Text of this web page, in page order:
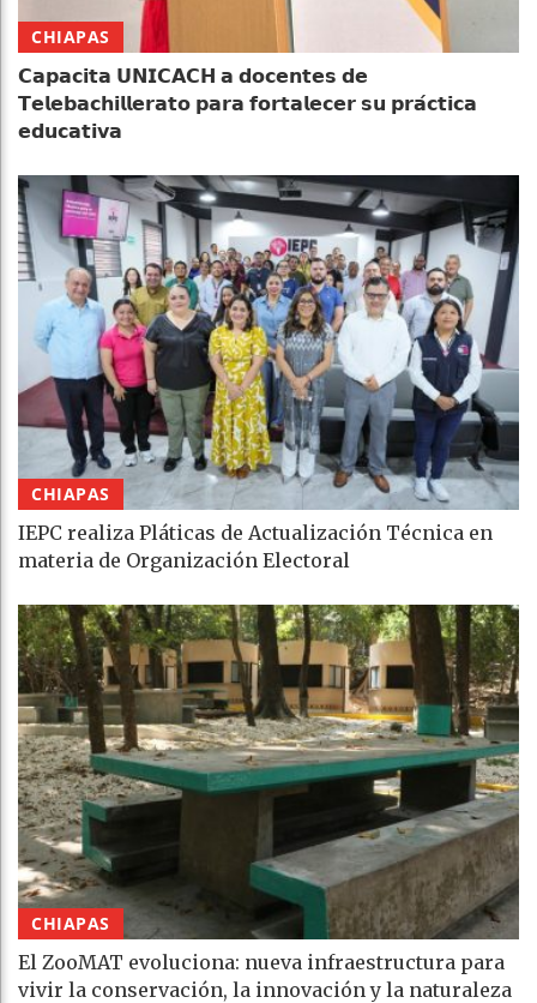
CHIAPAS
𝗖𝗮𝗽𝗮𝗰𝗶𝘁𝗮 𝗨𝗡𝗜𝗖𝗔𝗖𝗛 𝗮 𝗱𝗼𝗰𝗲𝗻𝘁𝗲𝘀 𝗱𝗲
𝗧𝗲𝗹𝗲𝗯𝗮𝗰𝗵𝗶𝗹𝗹𝗲𝗿𝗮𝘁𝗼 𝗽𝗮𝗿𝗮 𝗳𝗼𝗿𝘁𝗮𝗹𝗲𝗰𝗲𝗿 𝘀𝘂 𝗽𝗿𝗮́𝗰𝘁𝗶𝗰𝗮
𝗲𝗱𝘂𝗰𝗮𝘁𝗶𝘃𝗮
CHIAPAS
IEPC realiza Pláticas de Actualización Técnica en
materia de Organización Electoral
CHIAPAS
El ZooMAT evoluciona: nueva infraestructura para
vivir la conservación, la innovación y la naturaleza